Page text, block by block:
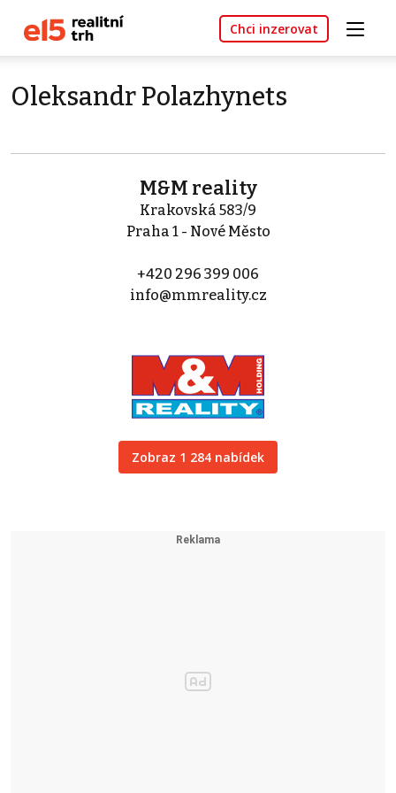
Chci inzerovat
Oleksandr Polazhynets
M&M reality
Krakovská 583/9
Praha 1 - Nové Město
+420 296 399 006
info@mmreality.cz
Zobraz 1 284 nabídek